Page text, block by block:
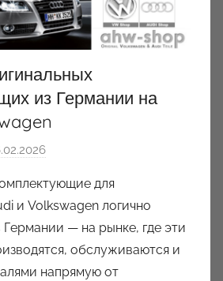
из Германии на
т
о
р
о
м
для
и Volkswagen логично
Германии — на рынке, где эти
обслуживаются и
напрямую от